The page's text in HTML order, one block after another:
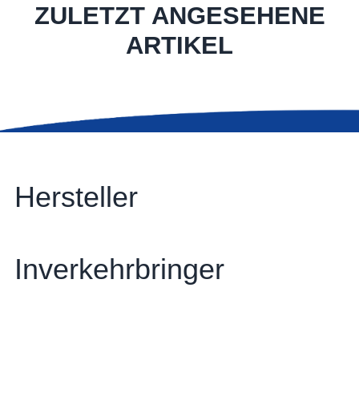
ZULETZT ANGESEHENE
ARTIKEL
Hersteller
Inverkehrbringer